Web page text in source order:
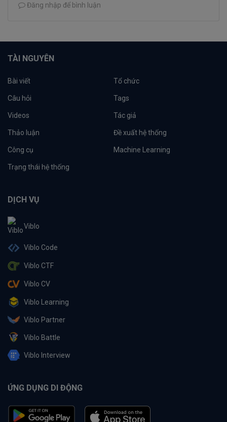
Đăng nhập để bình luận
TÀI NGUYÊN
Bài viết Tổ chức
Câu hỏi Tags
Videos Tác giả
Thảo luận Đề xuất hệ thống
Công cụ Machine Learning
Trạng thái hệ thống
DỊCH VỤ
Viblo
Viblo Code
Viblo CTF
Viblo CV
Viblo Learning
Viblo Partner
Viblo Battle
Viblo Interview
ỨNG DỤNG DI ĐỘNG